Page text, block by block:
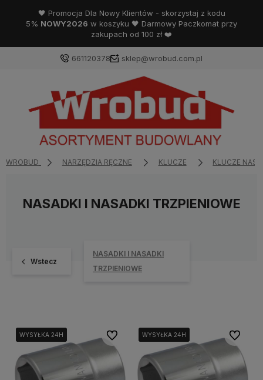
🖤 Promocja Dla Nowy Klientów - skorzystaj z kodu
5% NOWY2026 w koszyku 🖤 Darmowy Paczkomat przy
zakupach od 100 zł ❤️
661120378 sklep@wrobud.com.pl
WROBUD NARZĘDZIA RĘCZNE KLUCZE KLUCZE
NASADKI I NASADKI TRZPIENIOWE
Wstecz
NASADKI I NASADKI
TRZPIENIOWE
WYSYŁKA 24H
WYSYŁKA 24H
WYSYŁKA 24H Do ulubionychWYSYŁKA 24H
WYSYŁKA 24H
WYSYŁKA 24H Do